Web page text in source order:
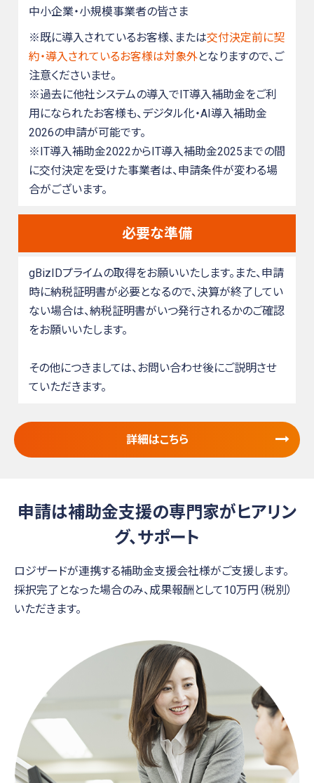
中小企業・小規模事業者の皆さま
※既に導入されているお客様、または交付決定前に契
約・導入されているお客様は対象外となりますので、ご
注意くださいませ。
※過去に他社システムの導入でIT導入補助金をご利
用になられたお客様も、デジタル化・AI導入補助金
2026の申請が可能です。
※IT導入補助金2022からIT導入補助金2025までの間
に交付決定を受けた事業者は、申請条件が変わる場
合がございます。
必要な準備
gBizIDプライムの取得をお願いいたします。また、申請
時に納税証明書が必要となるので、決算が終了してい
ない場合は、納税証明書がいつ発行されるかのご確認
をお願いいたします。
その他につきましては、お問い合わせ後にご説明させ
ていただきます。
詳細はこちら
申請は補助金支援の専門家がヒアリン
グ、サポート
ロジザードが連携する補助金支援会社様がご支援します。
採択完了となった場合のみ、成果報酬として10万円（税別）
いただきます。